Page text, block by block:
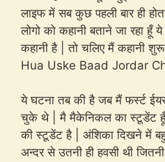
लाइफ में सब कुछ पहली बार ही
लोगो को कहानी बताने जा रहा हूँ
कहानी है | तो चलिए मैं कहानी
Hua Uske Baad Jordar
ये घटना तब की है जब मैं फर्स्ट
चुके थे | मै मैकेनिकल का स्टूडेंट हूँ
की स्टूडेंट है | अंशिका दिखने में
अन्दर से उतनी ही हवसी थी